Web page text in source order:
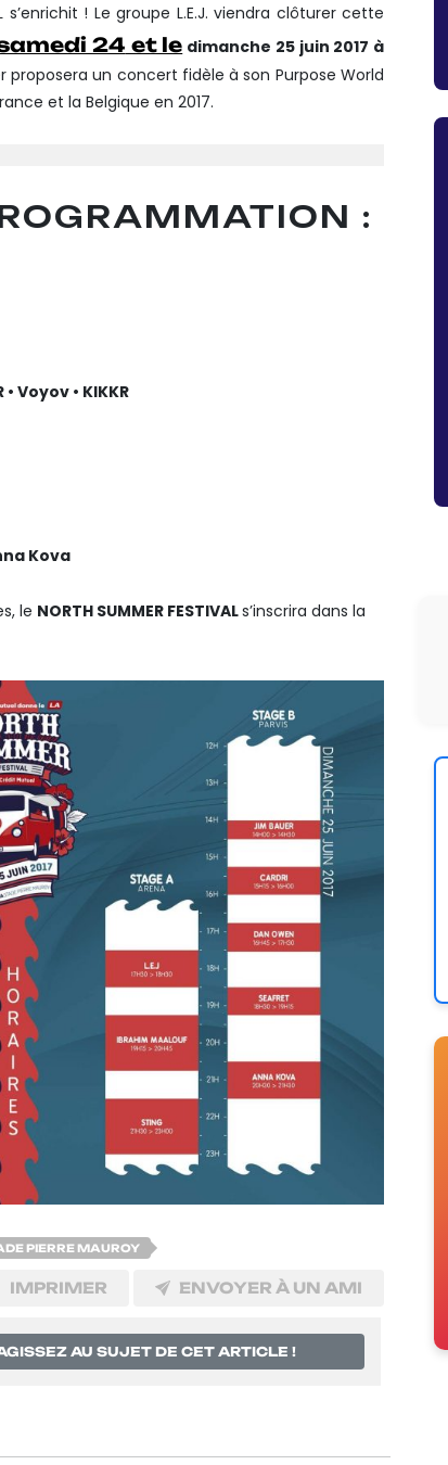
s’enrichit ! Le groupe L.E.J. viendra clôturer cette
24 et le dimanche 25 juin 2017 à
proposera un concert fidèle à son Purpose World
et la Belgique en 2017.
:
Voyov • KIKKR
Kova
le NORTH SUMMER FESTIVALs’inscrira dans la
PIERRE MAUROY
IMPRIMER ENVOYER À UN AMI
AU SUJET DE CET ARTICLE !